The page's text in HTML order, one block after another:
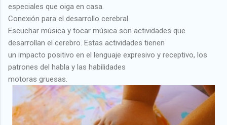
especiales que oiga en casa.
Conexión para el desarrollo cerebral
Escuchar música y tocar música son actividades que
desarrollan el cerebro. Estas actividades tienen
un impacto positivo en el lenguaje expresivo y receptivo, los
patrones del habla y las habilidades
motoras gruesas.